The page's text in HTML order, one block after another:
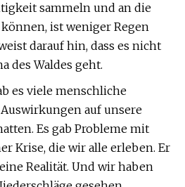
sammeln und an die
ist weniger Regen
darauf hin, dass es nicht
des Waldes geht.
es viele menschliche
auf unsere
Es gab Probleme mit
Krise, die wir alle erleben. Er
Realität. Und wir haben